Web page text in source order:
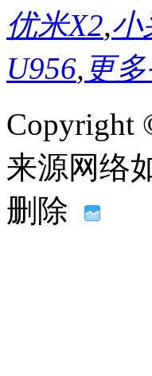
优米X2,小
U956, 更
来源网络
删除